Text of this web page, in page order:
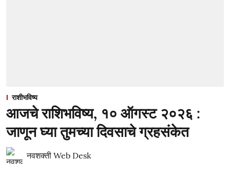
राशीभविष्य
आजचे राशिभविष्य, १० ऑगस्ट २०२६ :
जाणून घ्या तुमच्या दिवसाचे ग्रहसंकेत
नवशक्ती Web Desk